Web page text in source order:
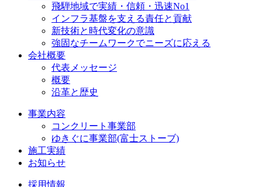
飛騨地域で実績・信頼・迅速No1
インフラ基盤を支える責任と貢献
新技術と時代変化の意識
強固なチームワークでニーズに応える
会社概要
代表メッセージ
概要
沿革と歴史
事業内容
コンクリート事業部
ゆきぐに事業部(富士ストーブ)
施工実績
お知らせ
採用情報